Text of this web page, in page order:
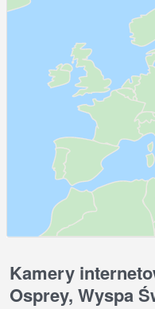
Kamery
Osprey, Wyspa